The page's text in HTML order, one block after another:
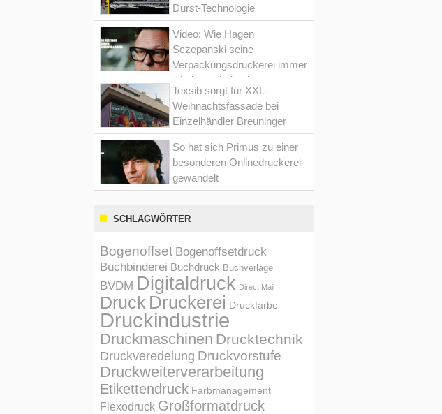
Durst-Technologie
Video: Wie Hagen
Sczepanski seine
Verpackungsdruckerei immer
wieder optimiert hat
Texsib sorgt für XXL-
Weihnachtsfassade bei
Einzelhändler Breuninger
So hat sich Primus zu einer
besonderen Onlinedruckerei
gewandelt
SCHLAGWÖRTER
Bogenoffset Bogenoffsetdruck
Buchbinderei Buchdruck Buchverlage
BVDM Digitaldruck Direct Mail
Druck Druckerei Druckfarbe
Druckindustrie
Druckmaschinen Drucktechnik
Druckveredelung Druckvorstufe
Druckweiterverarbeitung
Etikettendruck Farbmanagement
Flexodruck Großformatdruck